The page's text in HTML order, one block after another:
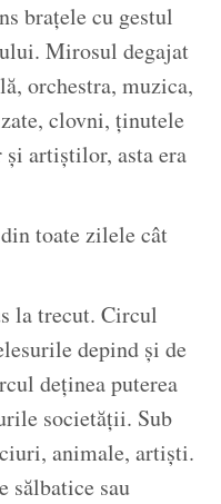
brațele cu gestul
Mirosul degajat
orchestra, muzica,
clovni, ținutele
și artiștilor, asta era
toate zilele cât
la trecut. Circul
depind și de
deținea puterea
societății. Sub
animale, artiști.
sălbatice sau